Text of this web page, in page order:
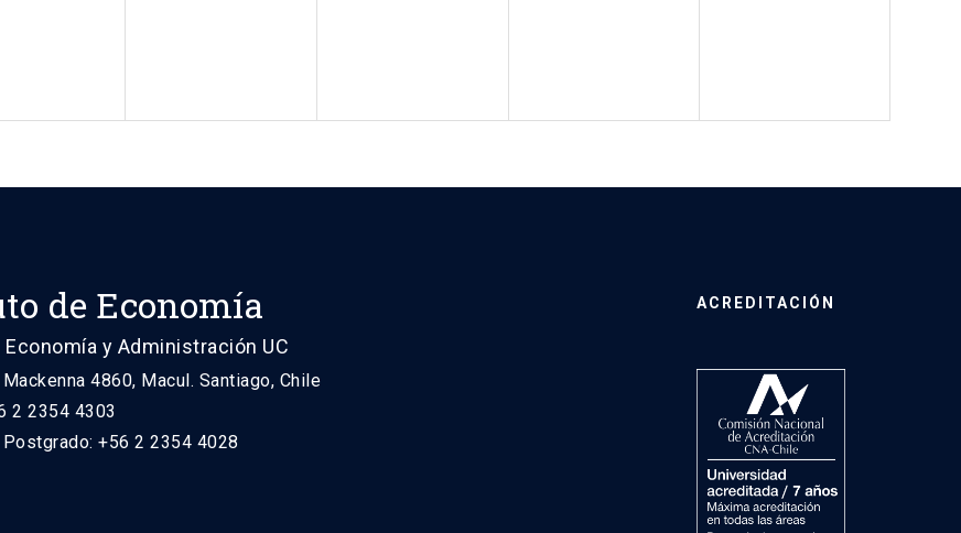
de Economía
Economía y Administración UC
4860, Macul. Santiago, Chile
2 2354 4303
+56 2 2354 4028
ACREDITACIÓN